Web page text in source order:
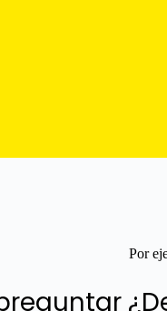
Por